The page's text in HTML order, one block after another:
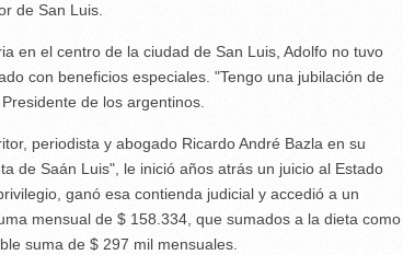
de San Luis.
en el centro de la ciudad de San Luis, Adolfo no tuvo
con beneficios especiales. "Tengo una jubilación de
de los argentinos.
periodista y abogado Ricardo André Bazla en su
de Saán Luis", le inició años atrás un juicio al Estado
ganó esa contienda judicial y accedió a un
mensual de $ 158.334, que sumados a la dieta como
suma de $ 297 mil mensuales.